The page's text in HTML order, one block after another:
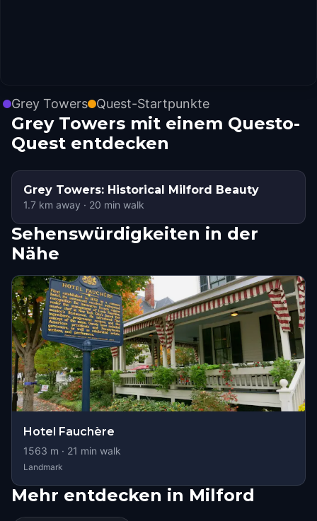
Grey Towers Quest-Startpunkte
Grey Towers mit einem Questo-
Quest entdecken
Grey Towers: Historical Milford Beauty
1.7 km away · 20 min walk
Sehenswürdigkeiten in der
Nähe
Hotel Fauchère
1563 m · 21 min walk
Landmark
Mehr entdecken in Milford